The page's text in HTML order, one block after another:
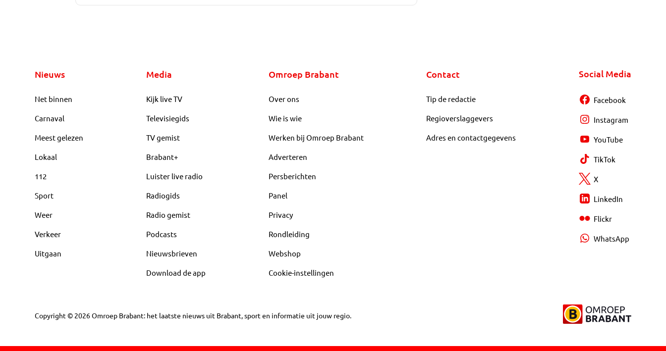
Nieuws
Net binnen
Carnaval
Meest gelezen
Lokaal
112
Sport
Weer
Verkeer
Uitgaan
Media
Kijk live TV
Televisiegids
TV gemist
Brabant+
Luister live radio
Radiogids
Radio gemist
Podcasts
Nieuwsbrieven
Download de app
Omroep Brabant
Over ons
Wie is wie
Werken bij Omroep Brabant
Adverteren
Persberichten
Panel
Privacy
Rondleiding
Webshop
Cookie-instellingen
Contact
Tip de redactie
Regioverslaggevers
Adres en contactgegevens
Social Media
Facebook
Instagram
YouTube
TikTok
X
LinkedIn
Flickr
WhatsApp
Copyright © 2026Omroep Brabant: het laatste nieuws uit Brabant, sport en informatie uit jouw regio.